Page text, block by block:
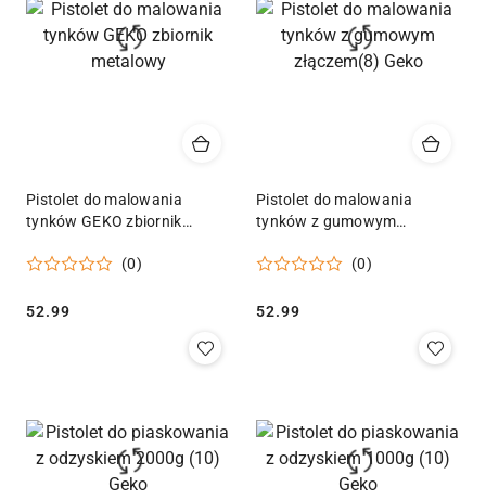
Pistolet do malowania
tynków GEKO zbiornik
(0)
Cena:
52.99
Pistolet do malowania
tynków z gumowym
(0)
Cena:
52.99